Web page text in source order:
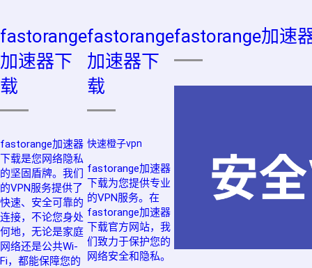
fastorange
加速器下
载
fastorange加速器
下载是您网络隐私
的坚固盾牌。我们
的VPN服务提供了
快速、安全可靠的
连接，不论您身处
何地，无论是家庭
网络还是公共Wi-
Fi，都能保障您的
fastorange
加速器下
载
快速橙子vpn
fastorange加速器
下载为您提供专业
的VPN服务。在
fastorange加速器
下载官方网站，我
们致力于保护您的
网络安全和隐私。
fastorange加速